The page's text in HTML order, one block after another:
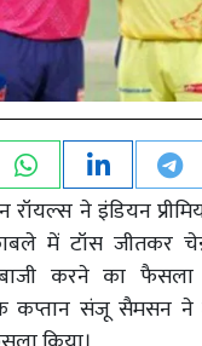
रॉयल्स ने इंडियन
में टॉस जीतकर
करने का
कप्तान संजू सैमसन